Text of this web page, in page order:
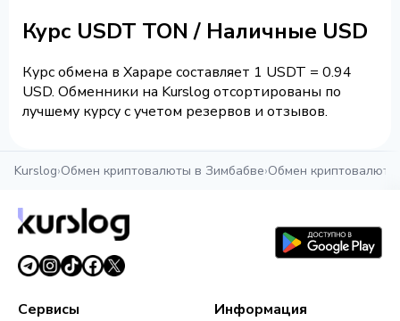
Курс USDT TON / Наличные USD
Курс обмена в Хараре составляет 1 USDT = 0.94
USD. Обменники на Kurslog отсортированы по
лучшему курсу с учетом резервов и отзывов.
Kurslog›Обмен криптовалюты в Зимбабве›Обмен
Сервисы Информация